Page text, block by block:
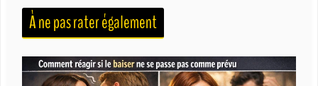
À ne pas rater également